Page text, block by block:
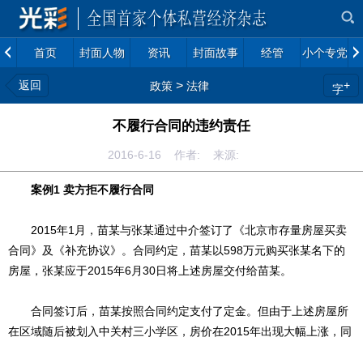
首页 封面人物 资讯 封面故事 经管 小个专党建
返回 政策 > 法律 字+
不履行合同的违约责任
2016-6-16 作者: 来源:
案例1 卖方拒不履行合同
2015年1月，苗某与张某通过中介签订了《北京市存量房屋买卖
合同》及《补充协议》。合同约定，苗某以598万元购买张某名下的
房屋，张某应于2015年6月30日将上述房屋交付给苗某。
合同签订后，苗某按照合同约定支付了定金。但由于上述房屋所
在区域随后被划入中关村三小学区，房价在2015年出现大幅上涨，同